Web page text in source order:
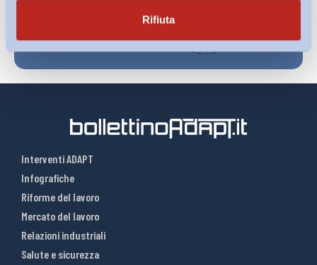
Rifiuta
Interventi ADAPT
Infografiche
Riforme del lavoro
Mercato del lavoro
Relazioni industriali
Salute e sicurezza